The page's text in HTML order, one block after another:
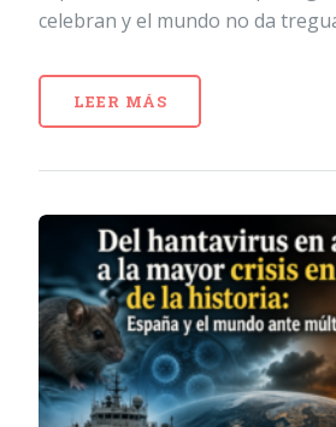
celebran y el mundo no da
LEER MÁS